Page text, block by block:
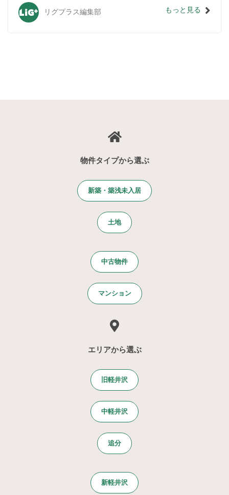
リグプラス編集部 もっと見る
物件タイプから選ぶ
新築・築浅未入居
土地
中古物件
マンション
エリアから選ぶ
旧軽井沢
中軽井沢
追分
新軽井沢